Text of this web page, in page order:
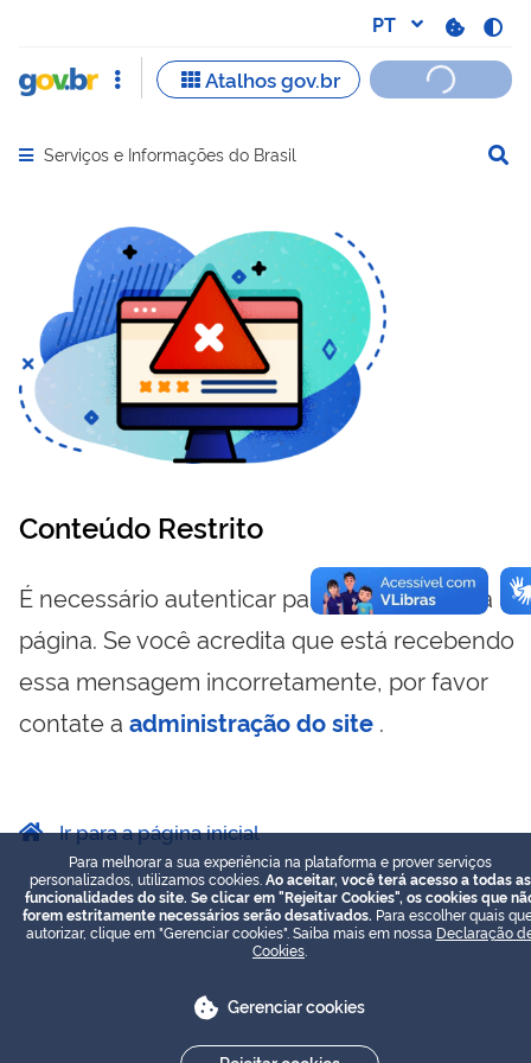
Abrir menu principal de navegação
Serviços e Informações do Brasil
Conteúdo Restrito
É necessário autenticar para visualizar essa
página. Se você acredita que está recebendo
essa mensagem incorretamente, por favor
contate a administração do site .
Ir para a página inicial
Para melhorar a sua experiência na plataforma e prover serviços
personalizados, utilizamos cookies. Ao aceitar, você terá acesso a todas as
funcionalidades do site. Se clicar em "Rejeitar Cookies", os cookies que
forem estritamente necessários serão desativados. Para escolher quais
autorizar, clique em "Gerenciar cookies". Saiba mais em nossa Declaração
Cookies
Gerenciar cookies